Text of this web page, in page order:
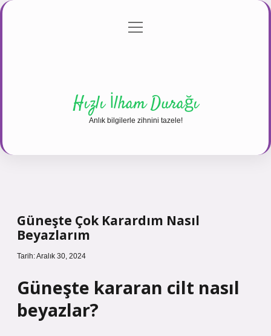
Gizlilik Politikası
menüyü
Hızlı İlham Durağı
Anlık bilgilerle zihnini tazele!
Güneşte Çok Karardım Nasıl
Beyazlarım
Tarih: Aralık 30, 2024
Güneşte kararan cilt nasıl
beyazlar?